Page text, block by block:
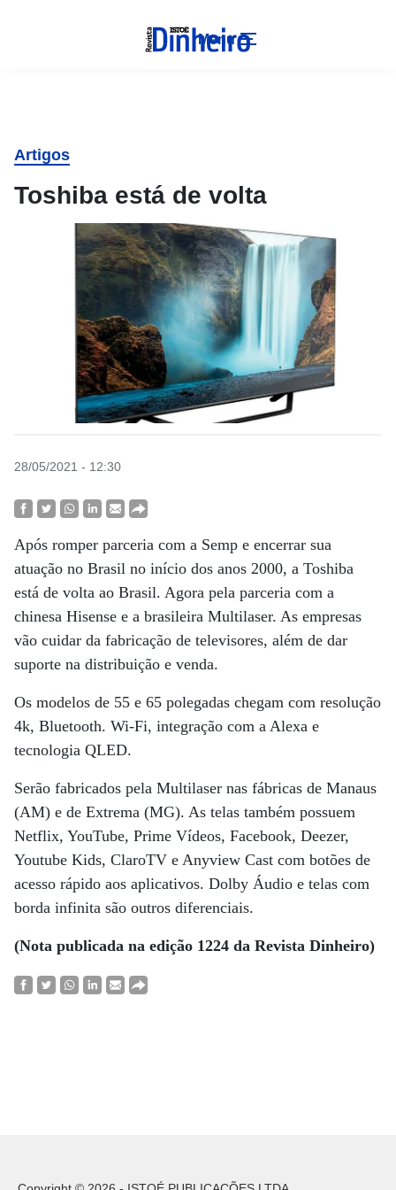
Menu
Artigos
Toshiba está de volta
28/05/2021 - 12:30
Após romper parceria com a Semp e encerrar sua
atuação no Brasil no início dos anos 2000, a Toshiba
está de volta ao Brasil. Agora pela parceria com a
chinesa Hisense e a brasileira Multilaser. As empresas
vão cuidar da fabricação de televisores, além de dar
suporte na distribuição e venda.
Os modelos de 55 e 65 polegadas chegam com resolução
4k, Bluetooth. Wi-Fi, integração com a Alexa e
tecnologia QLED.
Serão fabricados pela Multilaser nas fábricas de Manaus
(AM) e de Extrema (MG). As telas também possuem
Netflix, YouTube, Prime Vídeos, Facebook, Deezer,
Youtube Kids, ClaroTV e Anyview Cast com botões de
acesso rápido aos aplicativos. Dolby Áudio e telas com
borda infinita são outros diferenciais.
(Nota publicada na edição 1224 da Revista Dinheiro)